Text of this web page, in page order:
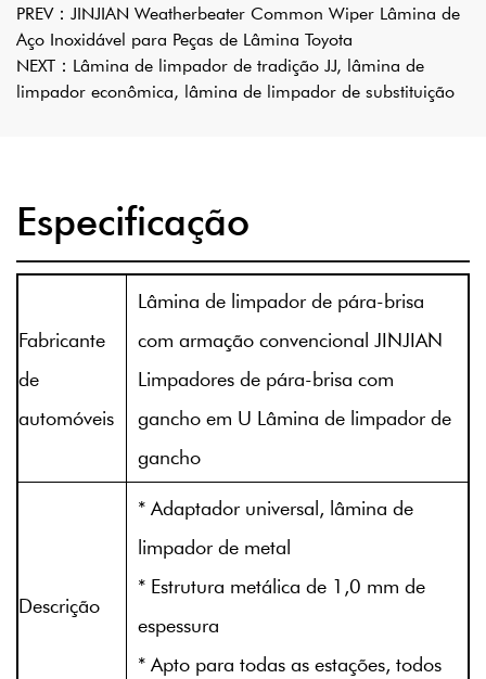
PREV： JINJIAN Weatherbeater Common Wiper Lâmina de
Aço Inoxidável para Peças de Lâmina Toyota
NEXT： Lâmina de limpador de tradição JJ, lâmina de
limpador econômica, lâmina de limpador de substituição
Especificação
Fabricante
de
automóveis
Lâmina de limpador de pára-brisa
com armação convencional JINJIAN
Limpadores de pára-brisa com
gancho em U Lâmina de limpador de
gancho
Descrição
* Adaptador universal, lâmina de
limpador de metal
* Estrutura metálica de 1,0 mm de
espessura
* Apto para todas as estações, todos